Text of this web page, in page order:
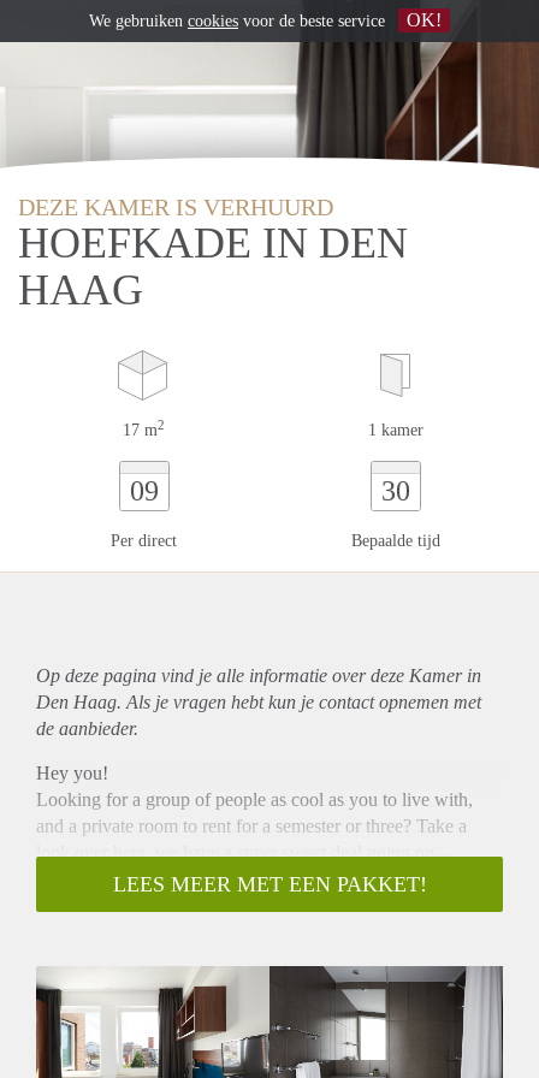
DEZE KAMER IS VERHUURD
HOEFKADE IN DEN
HAAG
17 m2 1 kamer
09
Per direct
30
Bepaalde tijd
Op deze pagina vind je alle informatie over deze Kamer in
Den Haag. Als je vragen hebt kun je contact opnemen met
de aanbieder.
Hey you!
Looking for a group of people as cool as you to live with,
and a private room to rent for a semester or three? Take a
look over here, we have a super sweet deal going on—
everything is included in your room cost.
The offer includes a modern, fully furnished private room
a flatscreen TV, your own bike, bedlinen, regular room
cleaning and 24/7 reception and security.
Extra perks include a game and lounge area, study rooms,
on-site gym, laundry facilities, a restaurant/bar with daily
LEES MEER MET EEN PAKKET!
We gebruiken cookies voor de beste service OK!